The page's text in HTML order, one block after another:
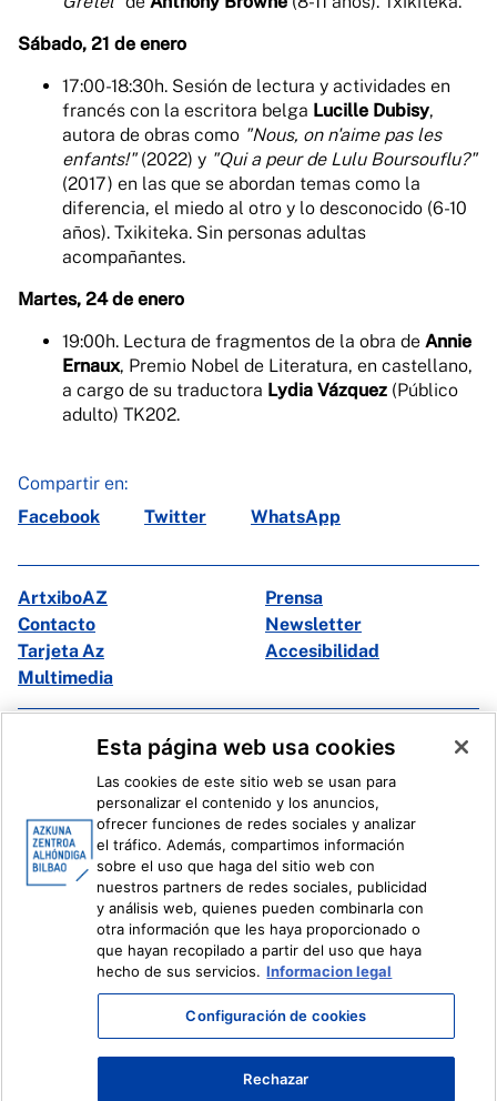
Sábado, 21 de enero
17:00-18:30h. Sesión de lectura y actividades en
francés con la escritora belga Lucille Dubisy,
autora de obras como "Nous, on n'aime pas les
enfants!"(2022) y "Qui a peur de Lulu Boursouflu?"
(2017) en las que se abordan temas como la
diferencia, el miedo al otro y lo desconocido (6-10
años). Txikiteka. Sin personas adultas
acompañantes.
Martes, 24 de enero
19:00h. Lectura de fragmentos de la obra de Annie
Ernaux, Premio Nobel de Literatura, en castellano,
a cargo de su traductora Lydia Vázquez (Público
adulto) TK202.
Compartir en:
Facebook
Twitter WhatsApp
ArtxiboAZ
Prensa
Contacto
Newsletter
Tarjeta Az
Accesibilidad
Multimedia
Facebook
X
Ivoox
Información legal Sistema Interno de Información
Esta página web usa cookies
Las cookies de este sitio web se usan para
personalizar el contenido y los anuncios,
ofrecer funciones de redes sociales y analizar
el tráfico. Además, compartimos información
sobre el uso que haga del sitio web con
nuestros partners de redes sociales, publicidad
y análisis web, quienes pueden combinarla con
otra información que les haya proporcionado o
que hayan recopilado a partir del uso que haya
hecho de sus servicios. Informacion legal
Configuración de cookies
Rechazar